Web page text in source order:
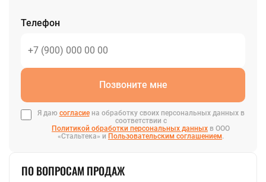
Телефон
Позвоните мне
Я даю согласиена обработку своих персональных данных в
соответствии с
Политикой обработки персональных данных в ООО
«Стальтека» и Пользовательским соглашением.
ПО ВОПРОСАМ ПРОДАЖ